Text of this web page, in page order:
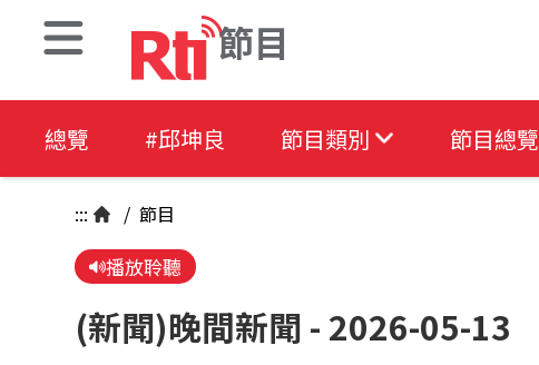
節目
總覽 #邱坤良 節目類別 節目總覽
::: / 節目
播放聆聽
(新聞)晚間新聞 - 2026-05-13